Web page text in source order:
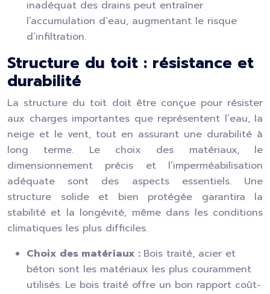
inadéquat des drains peut entraîner
l’accumulation d’eau, augmentant le risque
d’infiltration.
Structure du toit : résistance et
durabilité
La structure du toit doit être conçue pour résister
aux charges importantes que représentent l’eau, la
neige et le vent, tout en assurant une durabilité à
long terme. Le choix des matériaux, le
dimensionnement précis et l’imperméabilisation
adéquate sont des aspects essentiels. Une
structure solide et bien protégée garantira la
stabilité et la longévité, même dans les conditions
climatiques les plus difficiles.
Choix des matériaux : Bois traité, acier et
béton sont les matériaux les plus couramment
utilisés. Le bois traité offre un bon rapport coût-